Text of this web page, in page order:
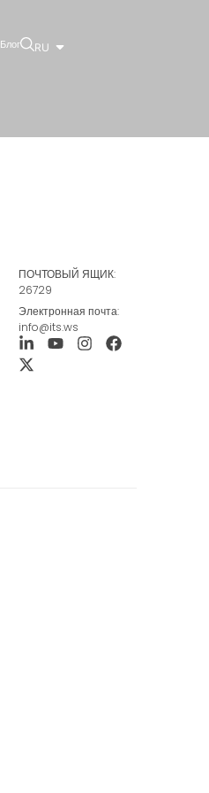
Блог RU
ПОЧТОВЫЙ ЯЩИК:
26729
Электронная почта:
info@its.ws